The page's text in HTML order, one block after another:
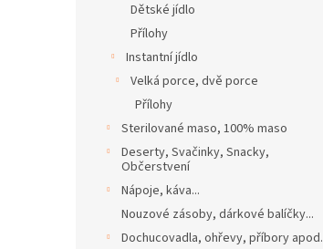
Dětské jídlo
Přílohy
Instantní jídlo
Velká porce, dvě porce
Přílohy
Sterilované maso, 100% maso
Deserty, Svačinky, Snacky,
Občerstvení
Nápoje, káva...
Nouzové zásoby, dárkové balíčky...
Dochucovadla, ohřevy, příbory apod.